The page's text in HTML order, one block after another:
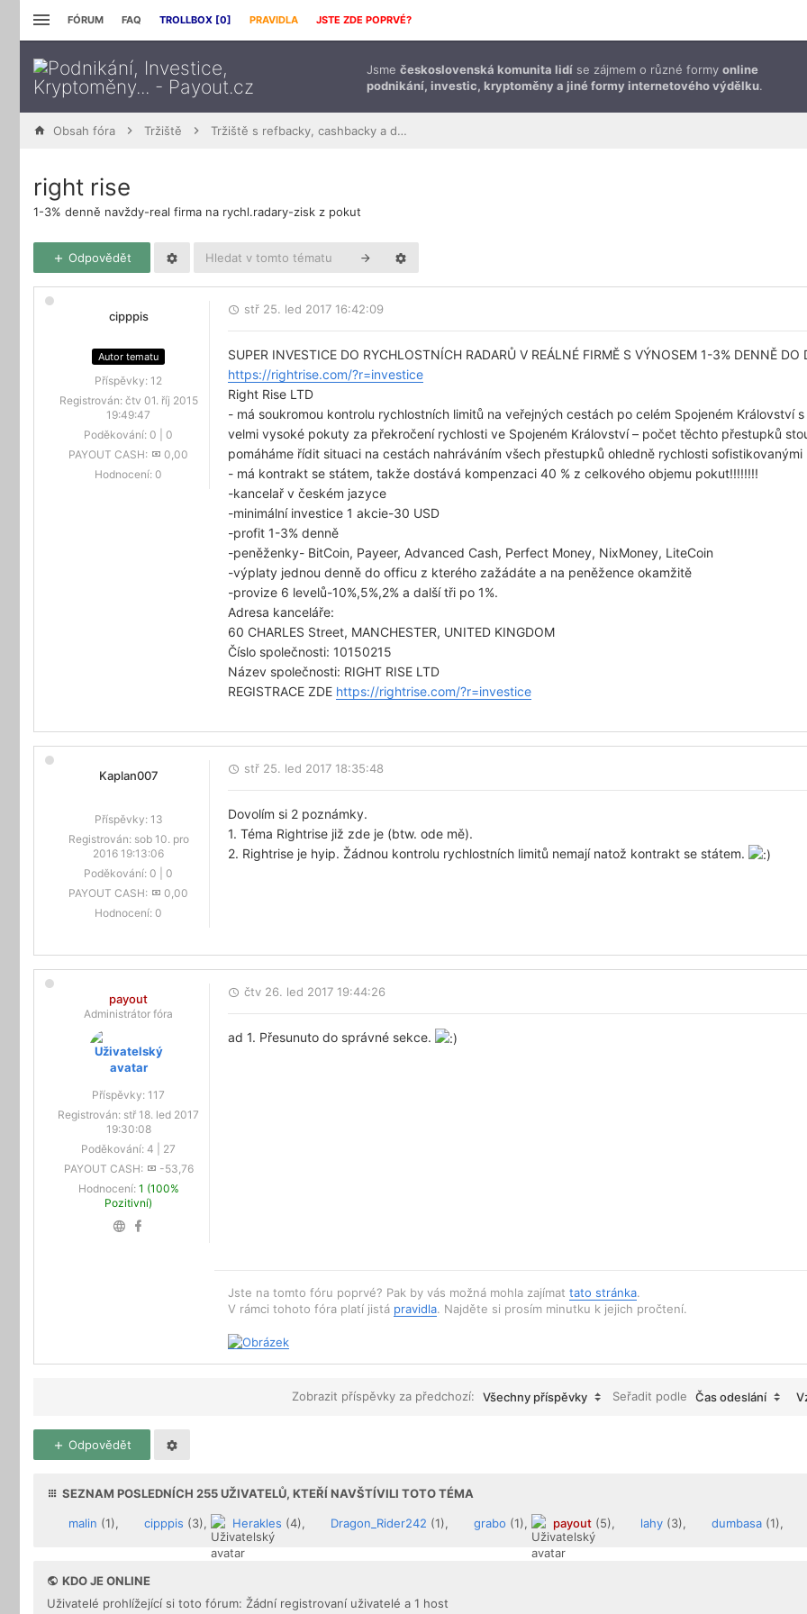
FÓRUM FAQ TROLLBOX [0] PRAVIDLA JSTE ZDE POPRVÉ?
Jsme československá komunita lidí se zájmem o různé formy online
podnikání, investic, kryptoměny a jiné formy internetového výdělku.
Obsah fóra Tržiště Tržiště s refbacky, cashbacky a downline buildingem
right rise
1-3% denně navždy-real firma na rychl.radary-zisk z pokut
Odpovědět
cipppis
Autor tematu
Příspěvky: 12
Registrován: čtv 01. říj 2015
19:49:47
Poděkování: 0
0
PAYOUT CASH:
0,00
Hodnocení: 0
stř 25. led 2017 16:42:09
SUPER INVESTICE DO RYCHLOSTNÍCH RADARŮ V REÁLNÉ FIRMĚ S VÝNOSEM 1-3% DENNĚ
https://rightrise.com/?r=investice
Right Rise LTD
- má soukromou kontrolu rychlostních limitů na veřejných cestách po celém Spojeném Království
velmi vysoké pokuty za překročení rychlosti ve Spojeném Království – počet těchto přestupků
pomáháme řídit situaci na cestách nahráváním všech přestupků ohledně rychlosti sofistikovanými
- má kontrakt se státem, takže dostává kompenzaci 40 % z celkového objemu pokut!!!!!!!!
-kancelař v českém jazyce
-minimální investice 1 akcie-30 USD
-profit 1-3% denně
-peněženky- BitCoin, Payeer, Advanced Cash, Perfect Money, NixMoney, LiteCoin
-výplaty jednou denně do officu z kterého zažádáte a na peněžence okamžitě
-provize 6 levelů-10%,5%,2% a další tři po 1%.
Adresa kanceláře:
60 CHARLES Street, MANCHESTER, UNITED KINGDOM
Číslo společnosti: 10150215
Název společnosti: RIGHT RISE LTD
REGISTRACE ZDE https://rightrise.com/?r=investice
Kaplan007
Příspěvky: 13
Registrován: sob 10. pro
2016 19:13:06
Poděkování: 0
0
PAYOUT CASH:
0,00
Hodnocení: 0
stř 25. led 2017 18:35:48
Dovolím si 2 poznámky.
1. Téma Rightrise již zde je (btw. ode mě).
2. Rightrise je hyip. Žádnou kontrolu rychlostních limitů nemají natož kontrakt se státem.
payout
Administrátor fóra
Příspěvky: 117
Registrován: stř 18. led 2017
19:30:08
Poděkování: 4
27
PAYOUT CASH:
-53,76
Hodnocení: 1 (100%
Pozitivní)
čtv 26. led 2017 19:44:26
ad 1. Přesunuto do správné sekce.
Jste na tomto fóru poprvé? Pak by vás možná mohla zajímat tato stránka.
V rámci tohoto fóra platí jistá pravidla. Najděte si prosím minutku k jejich pročtení.
Zobrazit příspěvky za předchozí: Všechny příspěvky Seřadit podle Čas odeslání
Odpovědět
SEZNAM POSLEDNÍCH 255UŽIVATELŮ, KTEŘÍ NAVŠTÍVILI TOTO TÉMA
malin (1), cipppis (3), Herakles (4), Dragon_Rider242 (1), grabo (1), payout (5), lahy (3), dumbasa (1),
KDO JE ONLINE
Uživatelé prohlížející si toto fórum: Žádní registrovaní uživatelé a 1 host